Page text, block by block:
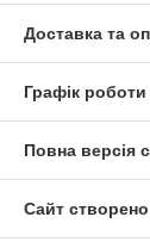
Доставка та
Графік роботи
Повна версія
Сайт